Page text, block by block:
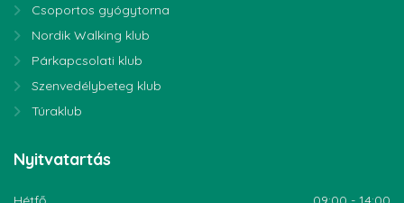
Csoportos gyógytorna
Nordik Walking klub
Párkapcsolati klub
Szenvedélybeteg klub
Túraklub
Nyitvatartás